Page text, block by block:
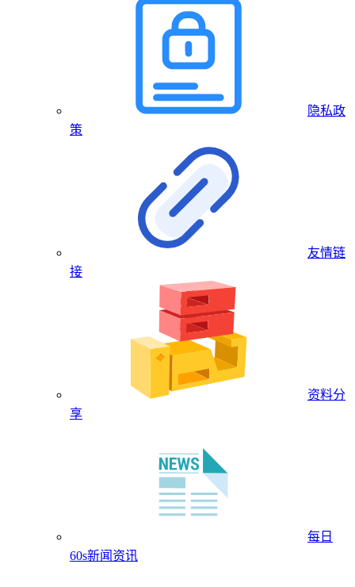
隐私政
策
友情链
接
资料分
享
每日
60s新闻资讯